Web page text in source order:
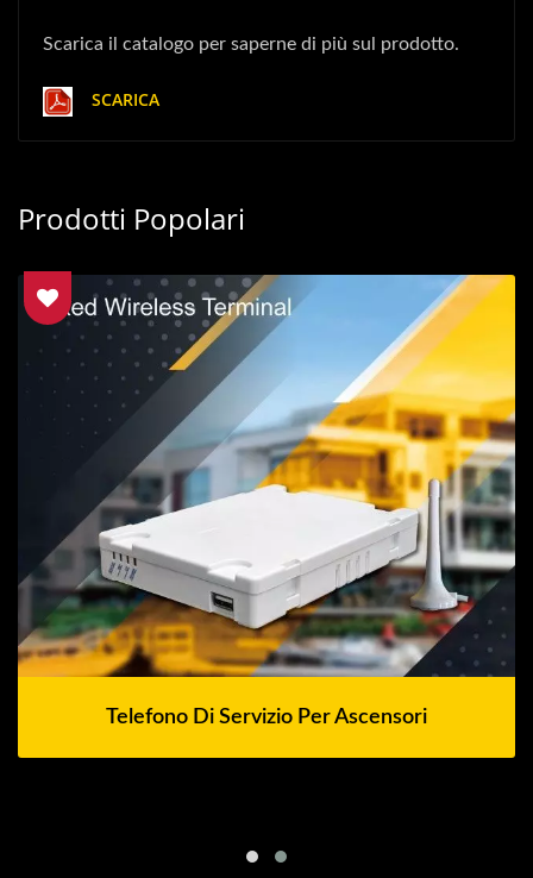
Scarica il catalogo per saperne di più sul prodotto.
SCARICA
Prodotti Popolari
Telefono Di Servizio Per Ascensori